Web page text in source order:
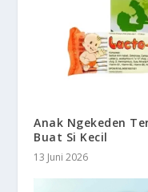
Anak Ngekeden
Buat Si Kecil
13 Juni 2026